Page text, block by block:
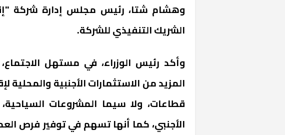
وهشام شتا، رئيس مجلس إدارة شركة
الشريك التنفيذي للشركة.
وأكد رئيس الوزراء، في مستهل
المزيد من الاستثمارات الأجنبية
قطاعات، ولا سيما المشروعات السياحية،
الأجنبي، كما أنها تسهم في توفير فرص